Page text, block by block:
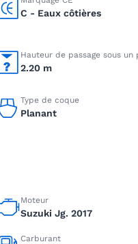
C - Eaux côtières
Hauteur de passage sous un
2.20 m
Type de coque
Planant
Moteur
Suzuki Jg. 2017
Carburant